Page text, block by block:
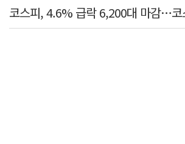
코스피, 4.6% 급락 6,200대 마감…코